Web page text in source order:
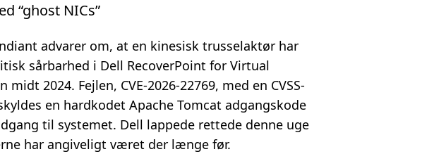
“ghost NICs”
advarer om, at en kinesisk trusselaktør har
sårbarhed i Dell RecoverPoint for Virtual
midt 2024. Fejlen, CVE-2026-22769, med en CVSS-
en hardkodet Apache Tomcat adgangskode
til systemet. Dell lappede rettede denne uge
har angiveligt været der længe før.